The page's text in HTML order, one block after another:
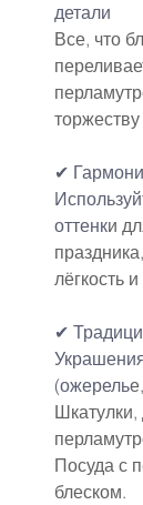
детали
Все, что
✔
оттенки
лёгкость
✔
(ожерель
Посуда с
блеском.